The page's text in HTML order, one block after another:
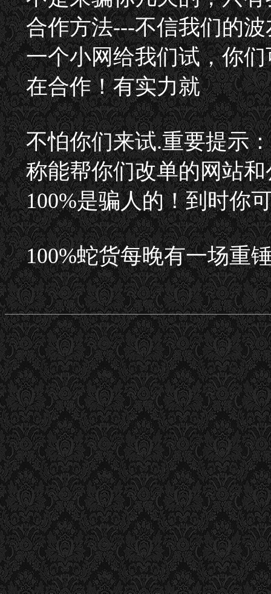
合作方法---不信我们的
一个小网给我们试，你
在合作！有实力就
不怕你们来试.重要提示
称能帮你们改单的网站
100%是骗人的！到时你
100%蛇货每晚有一场重